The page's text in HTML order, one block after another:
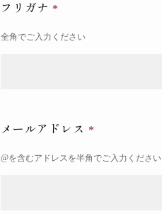
フリガナ
全角でご入力ください
メールアドレス
@を含むアドレスを半角でご入力ください